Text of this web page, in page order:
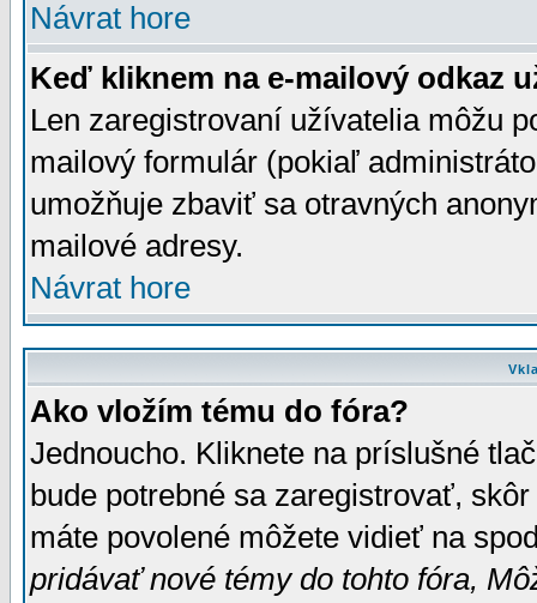
Návrat hore
Keď kliknem na e-mailový odkaz
Len zaregistrovaní užívatelia môžu
mailový formulár (pokiaľ
umožňuje zbaviť sa otravných
mailové adresy.
Návrat hore
Ako vložím tému do fóra?
Jednoucho. Kliknete na príslušné
bude potrebné sa zaregistrovať,
máte povolené môžete vidieť na
pridávať nové témy do tohto fóra,